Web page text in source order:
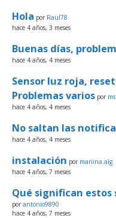
Hola por Raul78
hace 4 años, 3 meses
Buenas días,
hace 4 años, 4 meses
Sensor luz roja,
Problemas varios por
hace 4 años, 4 meses
No saltan las
hace 4 años, 4 meses
instalación por mariina.alg
hace 4 años, 7 meses
Qué significan estos
porantonio9890
hace 4 años, 7 meses